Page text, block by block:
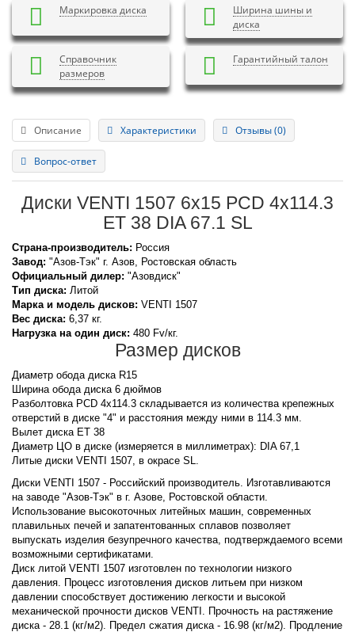
Маркировка диска
Ширина шины и
диска
Справочник
размеров
Гарантийный талон
Описание Характеристики Отзывы (0)
Вопрос-ответ
Диски VENTI 1507 6x15 PCD 4x114.3
ET 38 DIA 67.1 SL
Страна-производитель: Россия
Завод: "Азов-Тэк" г. Азов, Ростовская область
Официальный дилер: "Азовдиск"
Тип диска: Литой
Марка и модель дисков: VENTI 1507
Вес диска: 6,37 кг.
Нагрузка на один диск: 480 Fv/кг.
Размер дисков
Диаметр обода диска R15
Ширина обода диска 6 дюймов
Разболтовка PCD 4x114.3 складывается из количества крепежных
отверстий в диске "4" и расстояния между ними в 114.3 мм.
Вылет диска ET 38
Диаметр ЦО в диске (измеряется в миллиметрах): DIA 67,1
Литые диски VENTI 1507, в окрасе SL.
Диски VENTI 1507 - Российский производитель. Изготавливаются
на заводе "Азов-Тэк" в г. Азове, Ростовской области.
Использование высокоточных литейных машин, современных
плавильных печей и запатентованных сплавов позволяет
выпускать изделия безупречного качества, подтверждаемого всеми
возможными сертификатами.
Диск литой VENTI 1507 изготовлен по технологии низкого
давления. Процесс изготовления дисков литьем при низком
давлении способствует достижению легкости и высокой
механической прочности дисков VENTI. Прочность на растяжение
диска - 28.1 (кг/м2). Предел сжатия диска - 16.98 (кг/м2). Продление